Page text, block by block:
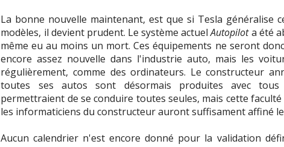
La bonne nouvelle maintenant, est que si Tesla généralise
modèles, il devient prudent. Le système actuelAutopilota été
même eu au moins un mort. Ces équipements ne seront
encore assez nouvelle dans l'industrie auto, mais les
régulièrement, comme des ordinateurs. Le constructeur
toutes ses autos sont désormais produites avec
permettraient de se conduire toutes seules, mais cette
les informaticiens du constructeur auront suffisament affiné
Aucun calendrier n'est encore donné pour la validation